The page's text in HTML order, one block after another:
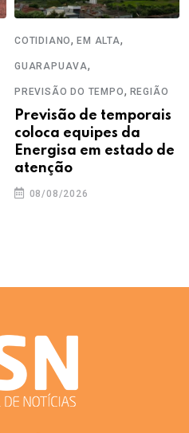
COTIDIANO,EM ALTA,
GUARAPUAVA,
PREVISÃO DO TEMPO, REGIÃO
Previsão de temporais
coloca equipes da
Energisa em estado de
atenção
08/08/2026